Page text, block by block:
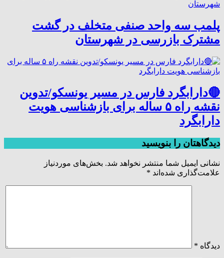
پلمب سه واحد صنفی متخلف در گشت
مشترک بازرسی در شهرستان
🔴دارابگرد فارس در مسیر یونسکو/تدوین
نقشه راه ۵ ساله برای بازشناسی هویت
دارابگرد
دیدگاهتان را بنویسید
نشانی ایمیل شما منتشر نخواهد شد. بخش‌های موردنیاز
علامت‌گذاری شده‌اند *
دیدگاه *